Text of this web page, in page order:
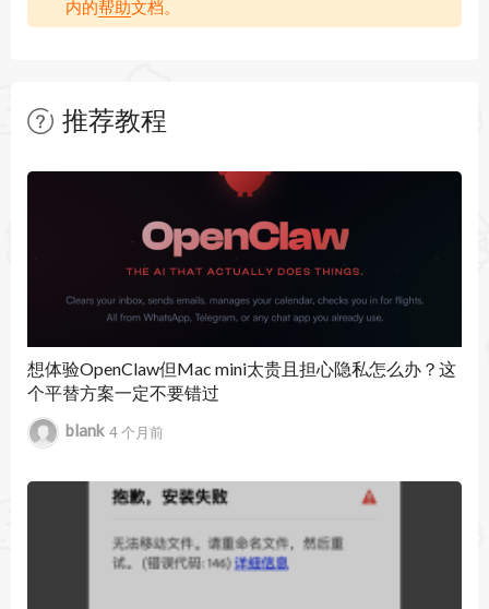
MuMuPlayer Pro 1.6.10 更新内容：
准）
- 提升特定游戏兼容性和运行稳定性。
- 修复部分已知问题。
内的帮助文档。
推荐教程
暂无文章
想体验OpenClaw但Mac mini太贵且担心隐私怎么办？这
个平替方案一定不要错过
blank 4 个月前